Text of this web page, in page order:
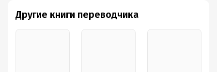
Другие книги переводчика